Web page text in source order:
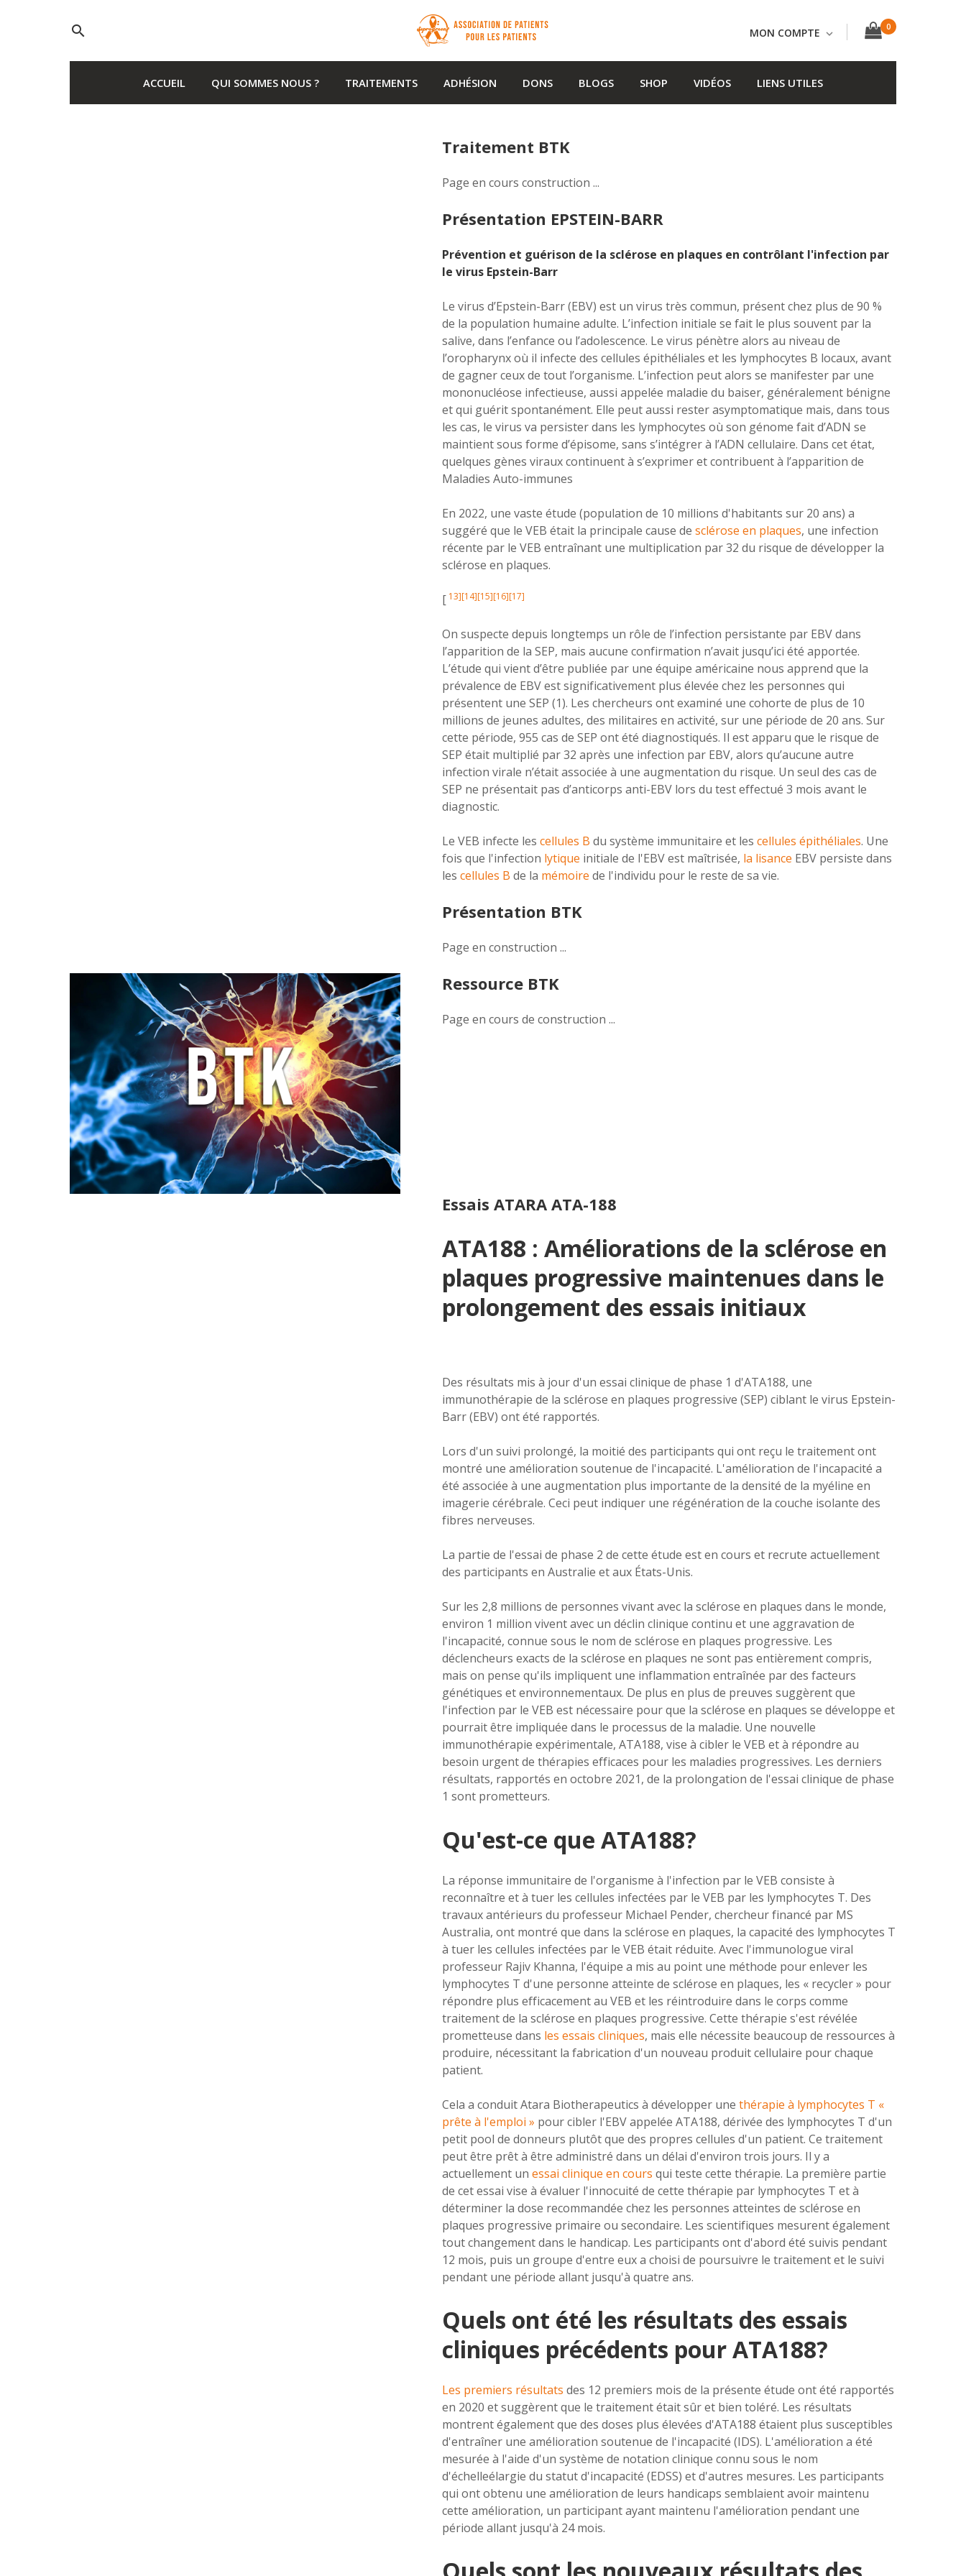
search MON COMPTE 0
ACCUEIL QUI SOMMES NOUS ? TRAITEMENTS ADHÉSION DONS BLOGS SHOP VIDÉOS LIENS UTILES
Traitement BTK
Page en cours construction ...
Présentation EPSTEIN-BARR
Prévention et guérison de la sclérose en plaques en contrôlant l'infection par
le virus Epstein-Barr
Le virus d’Epstein-Barr (EBV) est un virus très commun, présent chez plus de 90 %
de la population humaine adulte. L’infection initiale se fait le plus souvent par la
salive, dans l’enfance ou l’adolescence. Le virus pénètre alors au niveau de
l’oropharynx où il infecte des cellules épithéliales et les lymphocytes B locaux, avant
de gagner ceux de tout l’organisme. L’infection peut alors se manifester par une
mononucléose infectieuse, aussi appelée maladie du baiser, généralement bénigne
et qui guérit spontanément. Elle peut aussi rester asymptomatique mais, dans tous
les cas, le virus va persister dans les lymphocytes où son génome fait d’ADN se
maintient sous forme d’épisome, sans s’intégrer à l’ADN cellulaire. Dans cet état,
quelques gènes viraux continuent à s’exprimer et contribuent à l’apparition de
Maladies Auto-immunes
En 2022, une vaste étude (population de 10 millions d'habitants sur 20 ans) a
suggéré que le VEB était la principale cause de sclérose en plaques, une infection
récente par le VEB entraînant une multiplication par 32 du risque de développer la
sclérose en plaques.
[13][14][15][16][17]
On suspecte depuis longtemps un rôle de l’infection persistante par EBV dans
l’apparition de la SEP, mais aucune confirmation n’avait jusqu’ici été apportée.
L’étude qui vient d’être publiée par une équipe américaine nous apprend que la
prévalence de EBV est significativement plus élevée chez les personnes qui
présentent une SEP (1). Les chercheurs ont examiné une cohorte de plus de 10
millions de jeunes adultes, des militaires en activité, sur une période de 20 ans. Sur
cette période, 955 cas de SEP ont été diagnostiqués. Il est apparu que le risque de
SEP était multiplié par 32 après une infection par EBV, alors qu’aucune autre
infection virale n’était associée à une augmentation du risque. Un seul des cas de
SEP ne présentait pas d’anticorps anti-EBV lors du test effectué 3 mois avant le
diagnostic.
Le VEB infecte les cellules B du système immunitaire et les cellules épithéliales. Une
fois que l'infection lytique initiale de l'EBV est maîtrisée, la lisance EBV persiste dans
les cellules B de la mémoire de l'individu pour le reste de sa vie.
Présentation BTK
Page en construction ...
Ressource BTK
Page en cours de construction ...
Essais ATARA ATA-188
ATA188 : Améliorations de la sclérose en
plaques progressive maintenues dans le
prolongement des essais initiaux
Des résultats mis à jour d'un essai clinique de phase 1 d'ATA188, une
immunothérapie de la sclérose en plaques progressive (SEP) ciblant le virus Epstein-
Barr (EBV) ont été rapportés.
Lors d'un suivi prolongé, la moitié des participants qui ont reçu le traitement ont
montré une amélioration soutenue de l'incapacité. L'amélioration de l'incapacité a
été associée à une augmentation plus importante de la densité de la myéline en
imagerie cérébrale. Ceci peut indiquer une régénération de la couche isolante des
fibres nerveuses.
La partie de l'essai de phase 2 de cette étude est en cours et recrute actuellement
des participants en Australie et aux États-Unis.
Sur les 2,8 millions de personnes vivant avec la sclérose en plaques dans le monde,
environ 1 million vivent avec un déclin clinique continu et une aggravation de
l'incapacité, connue sous le nom de sclérose en plaques progressive. Les
déclencheurs exacts de la sclérose en plaques ne sont pas entièrement compris,
mais on pense qu'ils impliquent une inflammation entraînée par des facteurs
génétiques et environnementaux. De plus en plus de preuves suggèrent que
l'infection par le VEB est nécessaire pour que la sclérose en plaques se développe et
pourrait être impliquée dans le processus de la maladie. Une nouvelle
immunothérapie expérimentale, ATA188, vise à cibler le VEB et à répondre au
besoin urgent de thérapies efficaces pour les maladies progressives. Les derniers
résultats, rapportés en octobre 2021, de la prolongation de l'essai clinique de phase
1 sont prometteurs.
Qu'est-ce que ATA188?
La réponse immunitaire de l'organisme à l'infection par le VEB consiste à
reconnaître et à tuer les cellules infectées par le VEB par les lymphocytes T. Des
travaux antérieurs du professeur Michael Pender, chercheur financé par MS
Australia, ont montré que dans la sclérose en plaques, la capacité des lymphocytes T
à tuer les cellules infectées par le VEB était réduite. Avec l'immunologue viral
professeur Rajiv Khanna, l'équipe a mis au point une méthode pour enlever les
lymphocytes T d'une personne atteinte de sclérose en plaques, les « recycler » pour
répondre plus efficacement au VEB et les réintroduire dans le corps comme
traitement de la sclérose en plaques progressive. Cette thérapie s'est révélée
prometteuse dans les essais cliniques, mais elle nécessite beaucoup de ressources à
produire, nécessitant la fabrication d'un nouveau produit cellulaire pour chaque
patient.
Cela a conduit Atara Biotherapeutics à développer une thérapie à lymphocytes T «
prête à l'emploi » pour cibler l'EBV appelée ATA188, dérivée des lymphocytes T d'un
petit pool de donneurs plutôt que des propres cellules d'un patient. Ce traitement
peut être prêt à être administré dans un délai d'environ trois jours. Il y a
actuellement un essai clinique en cours qui teste cette thérapie. La première partie
de cet essai vise à évaluer l'innocuité de cette thérapie par lymphocytes T et à
déterminer la dose recommandée chez les personnes atteintes de sclérose en
plaques progressive primaire ou secondaire. Les scientifiques mesurent également
tout changement dans le handicap. Les participants ont d'abord été suivis pendant
12 mois, puis un groupe d'entre eux a choisi de poursuivre le traitement et le suivi
pendant une période allant jusqu'à quatre ans.
Quels ont été les résultats des essais
cliniques précédents pour ATA188?
Les premiers résultats des 12 premiers mois de la présente étude ont été rapportés
en 2020 et suggèrent que le traitement était sûr et bien toléré. Les résultats
montrent également que des doses plus élevées d'ATA188 étaient plus susceptibles
d'entraîner une amélioration soutenue de l'incapacité (IDS). L'amélioration a été
mesurée à l'aide d'un système de notation clinique connu sous le nom
d'échelleélargie du statut d'incapacité (EDSS) et d'autres mesures. Les participants
qui ont obtenu une amélioration de leurs handicaps semblaient avoir maintenu
cette amélioration, un participant ayant maintenu l'amélioration pendant une
période allant jusqu'à 24 mois.